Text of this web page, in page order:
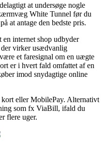
at undersøge nogle
White Tunnel før du
at antage den bedste pris.
internet shop udbyder
virker usædvanlig
et faresignal om en uægte
er i hvert fald omfattet af en
imod snydagtige online
eller MobilePay. Alternativt
som fx ViaBill, ifald du
flere uger.